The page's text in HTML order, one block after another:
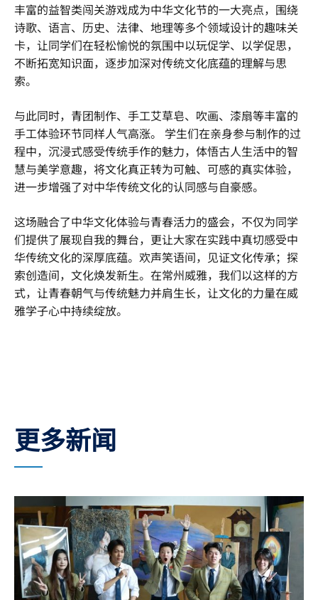
丰富的益智类闯关游戏成为中华文化节的一大亮点，围绕
诗歌、语言、历史、法律、地理等多个领域设计的趣味关
卡，让同学们在轻松愉悦的氛围中以玩促学、以学促思，
不断拓宽知识面，逐步加深对传统文化底蕴的理解与思
索。
与此同时，青团制作、手工艾草皂、 吹画、漆扇等丰富的
手工体验环节同样人气高涨。 学生们在亲身参与制作的过
程中，沉浸式感受传统手作的魅力，体悟古人生活中的智
慧与美学意趣，将文化真正转为可触、可感的真实体验，
进一步增强了对中华传统文化的认同感与自豪感。
这场融合了中华文化体验与青春活力的盛会，不仅为同学
们提供了展现自我的舞台，更让大家在实践中真切感受中
华传统文化的深厚底蕴。欢声笑语间，见证文化传承；探
索创造间，文化焕发新生。在常州威雅，我们以这样的方
式，让青春朝气与传统魅力并肩生长，让文化的力量在威
雅学子心中持续绽放。
更多新闻